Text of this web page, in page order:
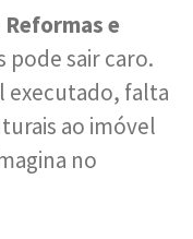
Reformas e
pode sair caro.
executado, falta
ao imóvel
no